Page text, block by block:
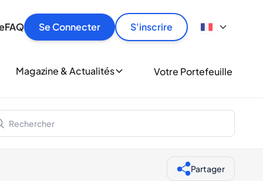
FAQ Se Connecter S'inscrire
en toute sécurité et au meilleur prix.
d'amateurs de whisky et de spiritueux.
Magazine & Actualités Votre Portefeuille
Partager